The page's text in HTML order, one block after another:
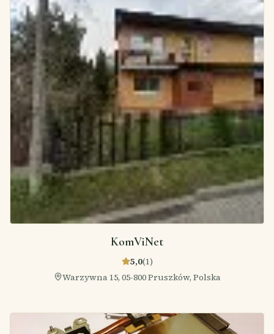
KomViNet
5,0(1)
Warzywna 15, 05-800 Pruszków, Polska